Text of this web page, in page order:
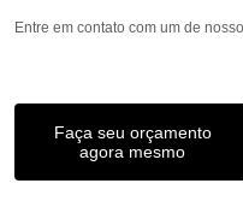
Entre em contato com um de
Faça seu orçamento
agora mesmo